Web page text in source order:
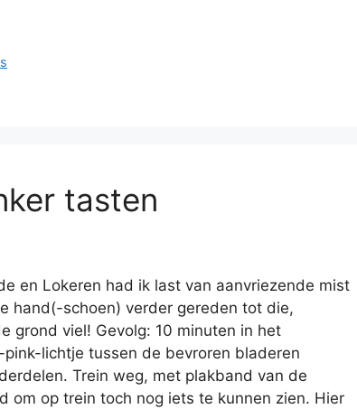
tasten
en Lokeren had ik last van aanvriezende mist
hand(-schoen) verder gereden tot die,
viel! Gevolg: 10 minuten in het
lichtje tussen de bevroren bladeren
Trein weg, met plakband van de
om op trein toch nog iets te kunnen zien. Hier